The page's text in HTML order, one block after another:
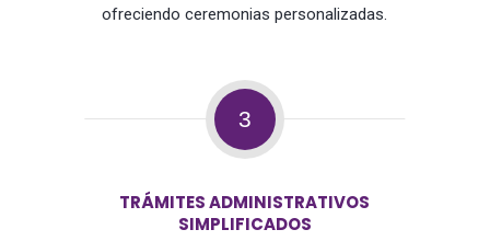
ofreciendo ceremonias personalizadas.
3
TRÁMITES ADMINISTRATIVOS
SIMPLIFICADOS